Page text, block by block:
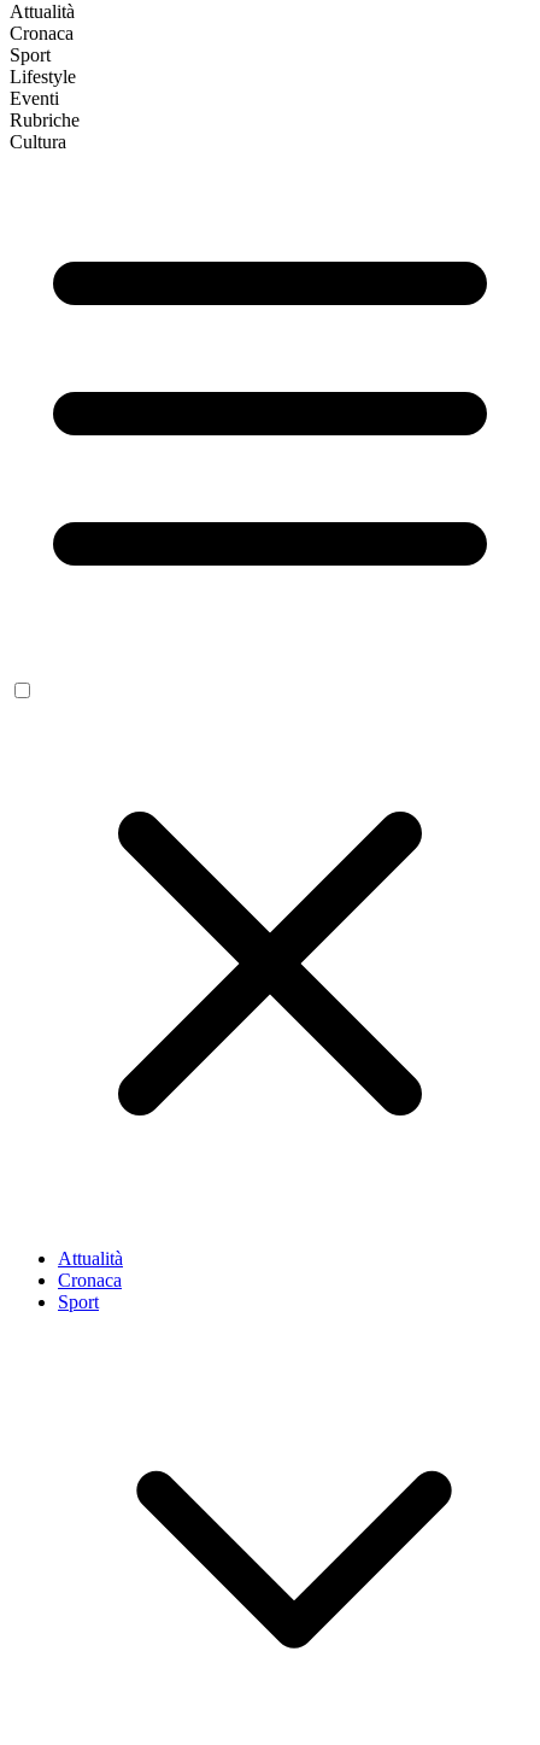
Attualità
Cronaca
Sport
Lifestyle
Eventi
Rubriche
Cultura
Attualità
Cronaca
Sport